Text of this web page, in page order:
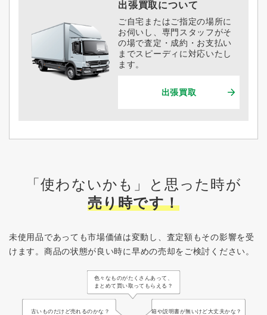
出張買取について
ご自宅またはご指定の場所に
お伺いし、専門スタッフがそ
の場で査定・成約・お支払い
までスピーディに対応いたし
ます。
出張買取
「使わないかも」と思った時が
売り時です！
未使用品であっても市場価値は変動し、査定額もその影響を受
けます。 商品の状態が良い時に早めの売却をご検討ください。
色々なものがたくさんあって、
まとめて買い取ってもらえる？
古いものだけど売れるのかな？ 箱や説明書が無いけど大丈夫かな？